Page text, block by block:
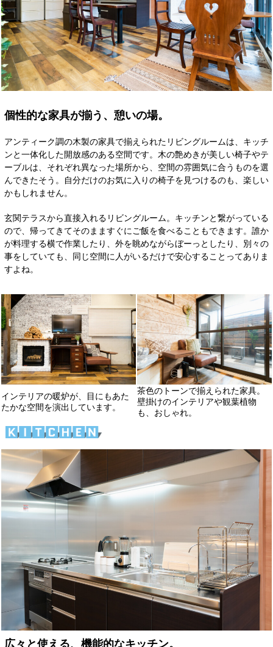
個性的な家具が揃う、憩いの場。
アンティーク調の木製の家具で揃えられたリビングルームは、キッチ
ンと一体化した開放感のある空間です。木の艶めきが美しい椅子やテ
ーブルは、それぞれ異なった場所から、空間の雰囲気に合うものを選
んできたそう。自分だけのお気に入りの椅子を見つけるのも、楽しい
かもしれません。
玄関テラスから直接入れるリビングルーム。キッチンと繋がっている
ので、帰ってきてそのまますぐにご飯を食べることもできます。誰か
が料理する横で作業したり、外を眺めながらぼーっとしたり、別々の
事をしていても、同じ空間に人がいるだけで安心することってありま
すよね。
インテリアの暖炉が、目にもあた
たかな空間を演出しています。
茶色のトーンで揃えられた家具。
壁掛けのインテリアや観葉植物
も、おしゃれ。
広々と使える、機能的なキッチン。